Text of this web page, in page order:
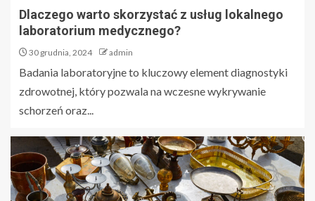
Dlaczego warto skorzystać z usług lokalnego
laboratorium medycznego?
30 grudnia, 2024 admin
Badania laboratoryjne to kluczowy element diagnostyki
zdrowotnej, który pozwala na wczesne wykrywanie
schorzeń oraz...